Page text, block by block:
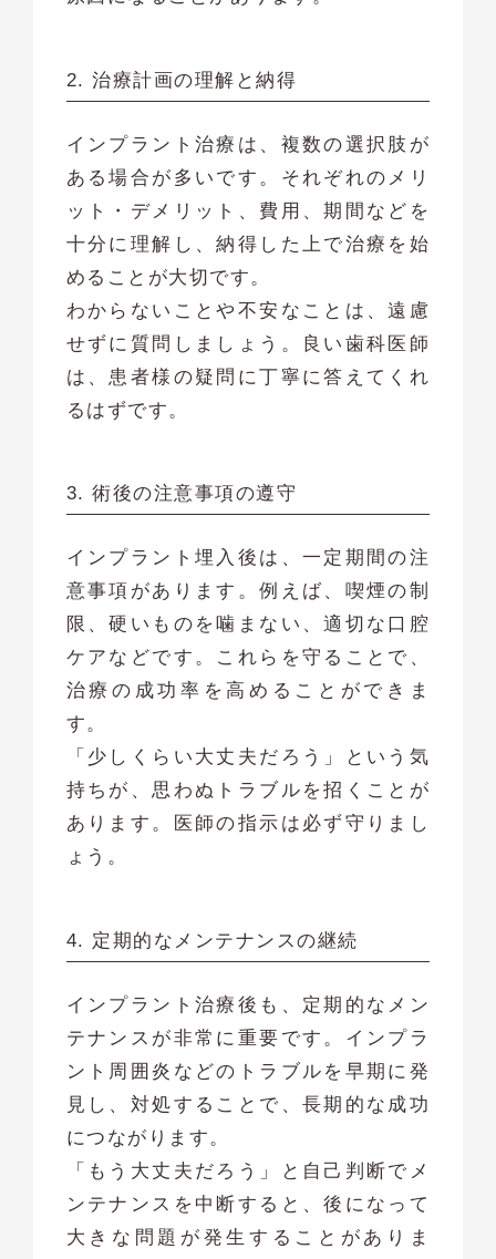
2. 治療計画の理解と納得
インプラント治療は、複数の選択肢が
ある場合が多いです。それぞれのメリ
ット・デメリット、費用、期間などを
十分に理解し、納得した上で治療を始
めることが大切です。
わからないことや不安なことは、遠慮
せずに質問しましょう。良い歯科医師
は、患者様の疑問に丁寧に答えてくれ
るはずです。
3. 術後の注意事項の遵守
インプラント埋入後は、一定期間の注
意事項があります。例えば、喫煙の制
限、硬いものを噛まない、適切な口腔
ケアなどです。これらを守ることで、
治療の成功率を高めることができま
す。
「少しくらい大丈夫だろう」という気
持ちが、思わぬトラブルを招くことが
あります。医師の指示は必ず守りまし
ょう。
4. 定期的なメンテナンスの継続
インプラント治療後も、定期的なメン
テナンスが非常に重要です。インプラ
ント周囲炎などのトラブルを早期に発
見し、対処することで、長期的な成功
につながります。
「もう大丈夫だろう」と自己判断でメ
ンテナンスを中断すると、後になって
大きな問題が発生することがありま